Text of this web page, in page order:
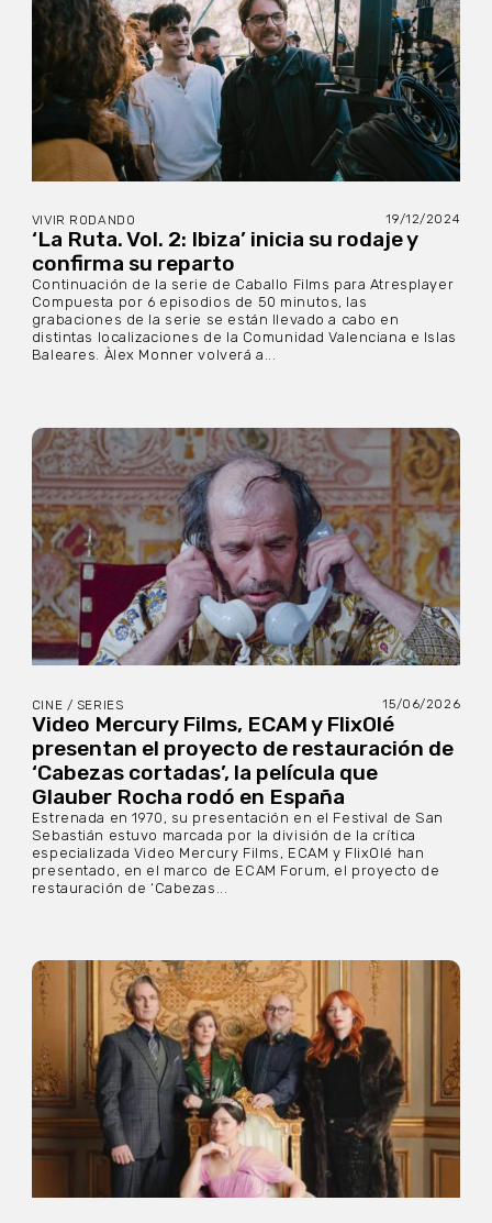
VIVIR RODANDO 19/12/2024
‘La Ruta. Vol. 2: Ibiza’ inicia su rodaje y
confirma su reparto
Continuación de la serie de Caballo Films para Atresplayer
Compuesta por 6 episodios de 50 minutos, las
grabaciones de la serie se están llevado a cabo en
distintas localizaciones de la Comunidad Valenciana e Islas
Baleares. Àlex Monner volverá a...
CINE / SERIES 15/06/2026
Video Mercury Films, ECAM y FlixOlé
presentan el proyecto de restauración de
‘Cabezas cortadas’, la película que
Glauber Rocha rodó en España
Estrenada en 1970, su presentación en el Festival de San
Sebastián estuvo marcada por la división de la crítica
especializada Video Mercury Films, ECAM y FlixOlé han
presentado, en el marco de ECAM Forum, el proyecto de
restauración de ‘Cabezas...